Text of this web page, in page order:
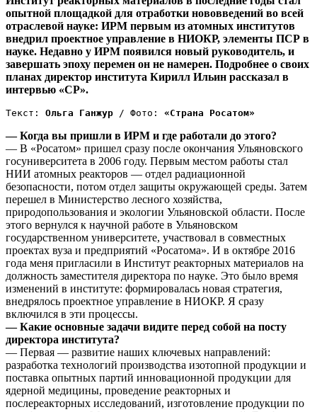
опытной площадкой для отработки нововведений во всей
отраслевой науке: ИРМ первым из атомных институтов
внедрил проектное управление в НИОКР, элементы ПСР в
науке. Недавно у ИРМ появился новый руководитель, и
завершать эпоху перемен он не намерен. Подробнее о своих
планах директор института Кирилл Ильин рассказал в
интервью «СР».
Текст: Ольга Ганжур / Фото: «Страна Росатом»
— Когда вы пришли в ИРМ и где работали до этого?
— В «Росатом» пришел сразу после окончания Ульяновского
госуниверситета в 2006 году. Первым местом работы стал
НИИ атомных реакторов — отдел радиационной
безопасности, потом отдел защиты окружающей среды. Затем
перешел в Министерство лесного хозяйства,
природопользования и экологии Ульяновской области. После
этого вернулся к научной работе в Ульяновском
государственном университете, участвовал в совместных
проектах вуза и предприятий «Росатома». И в октябре 2016
года меня пригласили в Институт реакторных материалов на
должность заместителя директора по науке. Это было время
изменений в институте: формировалась новая стратегия,
внедрялось проектное управление в НИОКР. Я сразу
включился в эти процессы.
— Какие основные задачи видите перед собой на посту
директора института?
— Первая — развитие наших ключевых направлений:
разработка технологий производства изотопной продукции и
поставка опытных партий инновационной продукции для
ядерной медицины, проведение реакторных и
послереакторных исследований, изготовление продукции по